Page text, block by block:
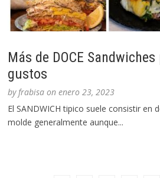
Más de DOCE
gustos
byfrabisa onenero 23, 2023
El SANDWICH tipico suele consistir en
molde generalmente aunque...